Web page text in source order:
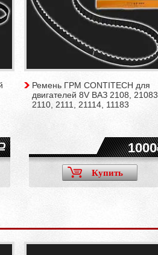
Ремень ГРМ CONTITECH для
двигателей 8V ВАЗ 2108, 21083,
2110, 2111, 21114, 11183
1000
Купить